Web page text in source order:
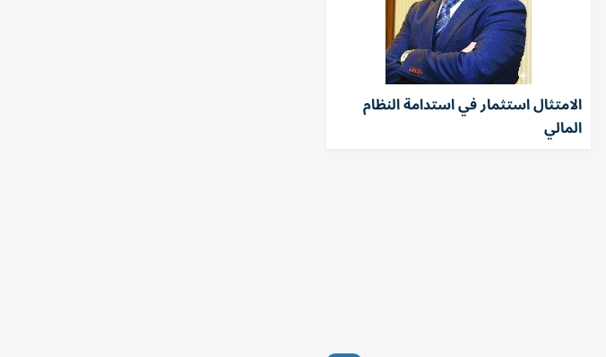
الامتثال استثمار في استدامة النظام
المالي